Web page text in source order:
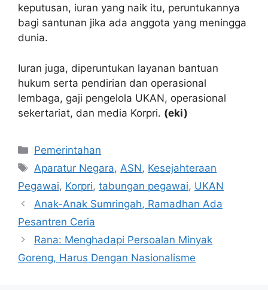
keputusan, iuran yang naik itu, peruntukannya
bagi santunan jika ada anggota yang meningga
dunia.
Iuran juga, diperuntukan layanan bantuan
hukum serta pendirian dan operasional
lembaga, gaji pengelola UKAN, operasional
sekertariat, dan media Korpri. (eki)
Kategori
Pemerintahan
Tag
Aparatur Negara, ASN, Kesejahteraan
Pegawai, Korpri, tabungan pegawai, UKAN
Anak-Anak Sumringah, Ramadhan Ada
Pesantren Ceria
Rana: Menghadapi Persoalan Minyak
Goreng, Harus Dengan Nasionalisme